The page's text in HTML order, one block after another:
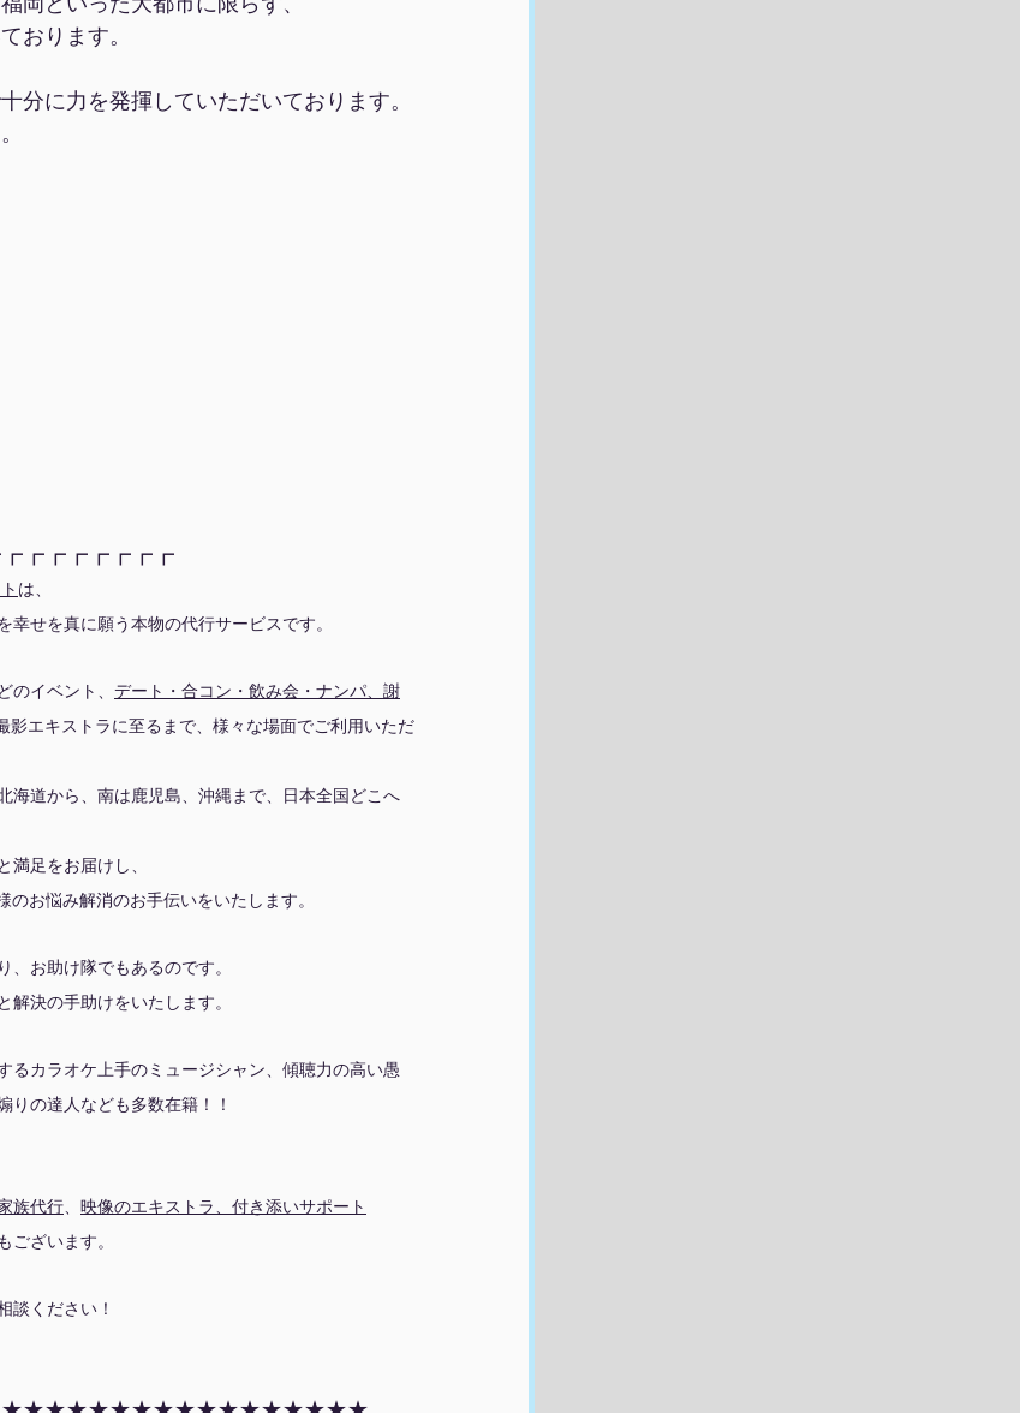
おります。
分に力を発揮していただいております。
は、
幸せを真に願う本物の代行サービスです。
のイベント、 デート・合コン・飲み会・ナンパ、謝
影エキストラに至るまで、様々な場面でご利用いただ
海道から、南は鹿児島、沖縄まで、日本全国どこへ
足をお届けし、
お悩み解消のお手伝いをいたします。
お助け隊でもあるのです。
決の手助けをいたします。
るカラオケ上手のミュージシャン、傾聴力の高い愚
りの達人なども多数在籍！！
族代行
映像のエキストラ、付き添いサポート
ございます。
談ください！